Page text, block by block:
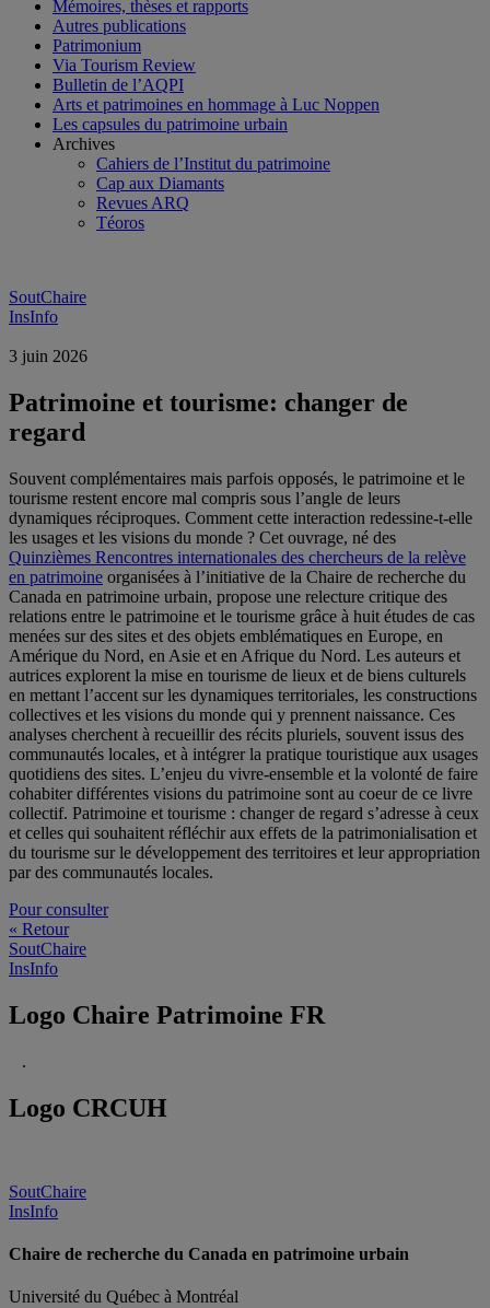
Mémoires, thèses et rapports
Autres publications
Patrimonium
Via Tourism Review
Bulletin de l’AQPI
Arts et patrimoines en hommage à Luc Noppen
Les capsules du patrimoine urbain
Archives
Cahiers de l’Institut du patrimoine
Cap aux Diamants
Revues ARQ
Téoros
SoutChaire
InsInfo
3 juin 2026
Patrimoine et tourisme: changer de
regard
Souvent complémentaires mais parfois opposés, le patrimoine et le
tourisme restent encore mal compris sous l’angle de leurs
dynamiques réciproques. Comment cette interaction redessine-t-elle
les usages et les visions du monde ? Cet ouvrage, né des
Quinzièmes Rencontres internationales des chercheurs de la relève
en patrimoine organisées à l’initiative de la Chaire de recherche du
Canada en patrimoine urbain, propose une relecture critique des
relations entre le patrimoine et le tourisme grâce à huit études de cas
menées sur des sites et des objets emblématiques en Europe, en
Amérique du Nord, en Asie et en Afrique du Nord. Les auteurs et
autrices explorent la mise en tourisme de lieux et de biens culturels
en mettant l’accent sur les dynamiques territoriales, les constructions
collectives et les visions du monde qui y prennent naissance. Ces
analyses cherchent à recueillir des récits pluriels, souvent issus des
communautés locales, et à intégrer la pratique touristique aux usages
quotidiens des sites. L’enjeu du vivre-ensemble et la volonté de faire
cohabiter différentes visions du patrimoine sont au coeur de ce livre
collectif. Patrimoine et tourisme : changer de regard s’adresse à ceux
et celles qui souhaitent réfléchir aux effets de la patrimonialisation et
du tourisme sur le développement des territoires et leur appropriation
par des communautés locales.
Pour consulter
« Retour
SoutChaire
InsInfo
Logo Chaire Patrimoine FR
.
Logo CRCUH
SoutChaire
InsInfo
Chaire de recherche du Canada en patrimoine urbain
Université du Québec à Montréal